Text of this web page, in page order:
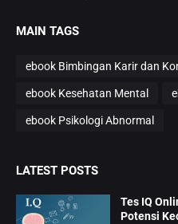
MAIN TAGS
ebook Bimbingan Karir dan
ebook Kesehatan Mental
ebook Psikologi Abnormal
LATEST POSTS
Tes IQ
Potensi